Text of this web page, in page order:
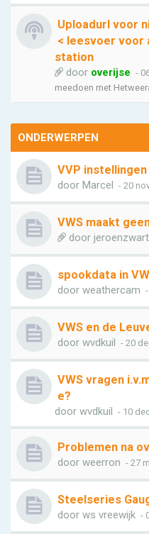
Uploadurl voor
< leesvoer voor
station
door overijse -
meedoen met
ONDERWERPEN
VVP instellingen
door Marcel - 20
VWS maakt
door jeroenzwart
spookdata in
door weathercam
VWS en de
door wvdkuil - 20
VWS vragen
e?
door wvdkuil - 10
Problemen na
door weerron - 27
Steelseries
door ws vreewijk -